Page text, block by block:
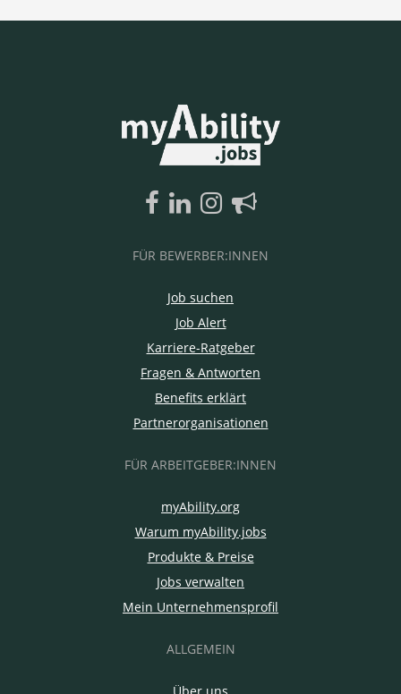
FÜR BEWERBER:INNEN
Job suchen
Job Alert
Karriere-Ratgeber
Fragen & Antworten
Benefits erklärt
Partnerorganisationen
FÜR ARBEITGEBER:INNEN
myAbility.org
Warum myAbility.jobs
Produkte & Preise
Jobs verwalten
Mein Unternehmensprofil
ALLGEMEIN